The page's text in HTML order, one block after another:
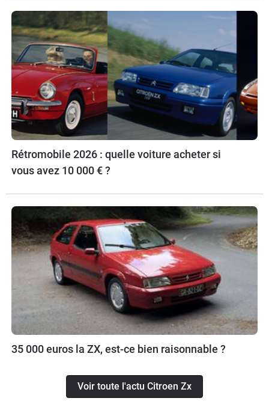
Rétromobile 2026 : quelle voiture acheter si
vous avez 10 000 € ?
35 000 euros la ZX, est-ce bien raisonnable ?
Voir toute l'actu Citroen Zx